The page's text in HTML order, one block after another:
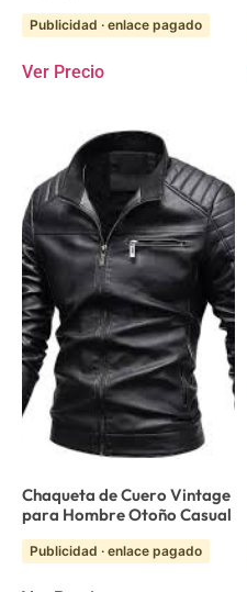
Publicidad · enlace pagado
Ver Precio
Chaqueta de Cuero Vintage
para Hombre Otoño Casual
Publicidad · enlace pagado